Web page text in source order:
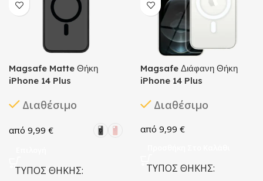
Magsafe Matte Θήκη
iPhone 14 Plus
Διαθέσιμο
9,99 €
ΤΎΠΟΣ ΘΉΚΗΣ
Magsafe Διάφανη Θήκη
iPhone 14 Plus
Διαθέσιμο
9,99 €
ΤΎΠΟΣ ΘΉΚΗΣ